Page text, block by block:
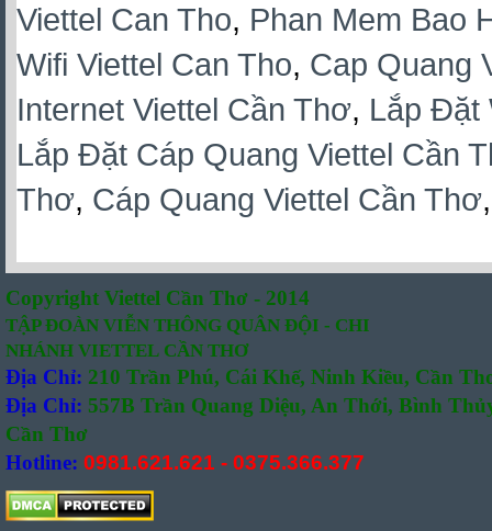
Viettel Can Tho, Phan Mem Bao
Wifi Viettel Can Tho, Cap Quang
Internet Viettel Cần Thơ, Lắp Đặt
Lắp Đặt Cáp Quang Viettel Cần
Thơ, Cáp Quang Viettel Cần Thơ
Copyright Viettel Cần Thơ - 2014
TẬP ĐOÀN VIỄN THÔNG QUÂN ĐỘI - CHI
NHÁNH VIETTEL CẦN THƠ
Địa Chỉ: 210 Trần Phú, Cái Khế, Ninh Kiều, Cần
Địa Chỉ: 557B Trần Quang Diệu, An Thới, Bình
Cần Thơ
Hotline: 0981.621.621 - 0375.366.377